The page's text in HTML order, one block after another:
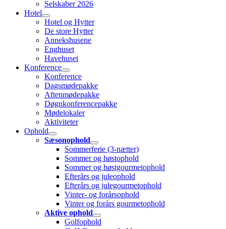
Selskaber 2026
Hotel
Hotel og Hytter
De store Hytter
Annekshusene
Enghuset
Havehuset
Konference
Konference
Dagsmødepakke
Aftenmødepakke
Døgnkonferencepakke
Mødelokaler
Aktiviteter
Ophold
Sæsonophold
Sommerferie (3-nætter)
Sommer og høstophold
Sommer og høstgourmetophold
Efterårs og juleophold
Efterårs og julegourmetophold
Vinter- og forårsophold
Vinter og forårs gourmetophold
Aktive ophold
Golfophold